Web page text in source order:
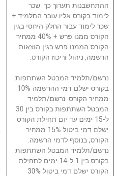
ההתחשבנות תערוך כך: שכר
לימוד בקורס אליו עובר התלמיד +
שכר לימוד עבור החלק היחסי בגין
הקורס ממנו פרש + 40% ממחיר
הקורס הממנו פרש בגין הוצאות
הרשמה, ניהול וריכוז הקורס.
נרשם/תלמיד המבטל השתתפות
בקורס ישלם דמי ההרשמה 10%
ממחיר הקורס. נרשם/תלמיד
המבטל השתתפות בקורס בין 30
ל-15 ימים עד יום תחילת הקורס
ישלם דמי ביטול 15% ממחיר
הקורס, בנוסף לדמי הרשמה.
נרשם/תלמיד המבטל השתתפות
בקורס בין 1 ל-14 ימים לתחילת
הקורס ישלם דמי ביטול 30%